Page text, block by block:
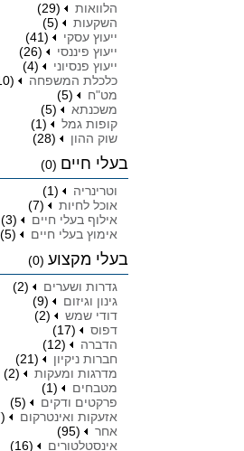
הלוואות
(29)
השקעות
(5)
ייעוץ עסקי
(41)
ייעוץ פיננסי
(26)
ייעוץ פנסיוני
(4)
כלכלת המשפחה
(10)
מט"ח
(5)
משכנתא
(5)
קופות גמל
(1)
שוק ההון
(28)
בעלי חיים (0)
וטרינריה
(1)
אוכל לחיות
(7)
אילוף בעלי חיים
(3)
אימוץ בעלי חיים
(5)
בעלי מקצוע(0)
גדרות ושערים
(2)
גינון וגיזום
(9)
דודי שמש
(2)
דפוס
(17)
הדברה
(12)
חברות ניקיון
(21)
מדרגות ומעקות
(2)
מטבחים
(1)
פרקטים ודקים
(5)
אזעקות ואינטרקום
(7)
אחר
(95)
אינסטלטורים
(16)